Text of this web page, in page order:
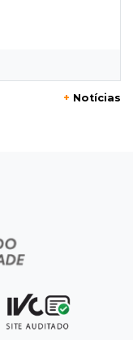
trânsito da
ir à casa de
ao
+ Notícias